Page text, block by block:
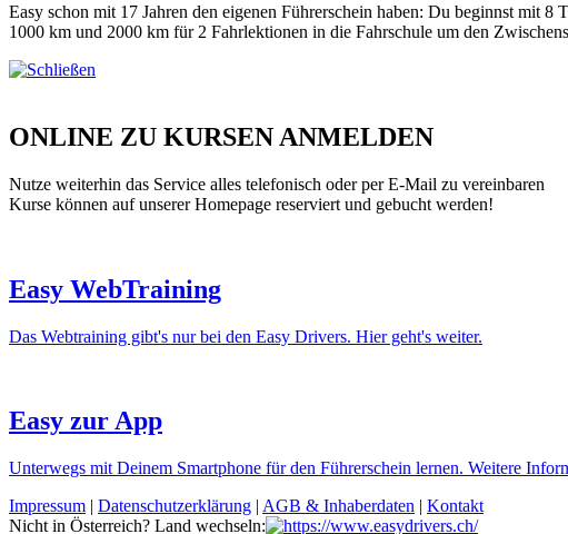
Easy schon mit 17 Jahren den eigenen Führerschein haben: Du beginnst mit
1000 km und 2000 km für 2 Fahrlektionen in die Fahrschule um den
ONLINE ZU KURSEN ANMELDEN
Nutze weiterhin das Service alles telefonisch oder per E-Mail zu vereinbaren
Kurse können auf unserer Homepage reserviert und gebucht werden!
Easy WebTraining
Das Webtraining gibt's nur bei den Easy Drivers. Hier geht's weiter.
Easy zur App
Unterwegs mit Deinem Smartphone für den Führerschein lernen. Weitere
Impressum | Datenschutzerklärung | AGB & Inhaberdaten | Kontakt
Nicht in Österreich? Land wechseln: